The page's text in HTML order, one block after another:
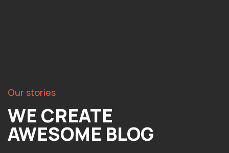
Our stories
WE CREATE
AWESOME BLOG